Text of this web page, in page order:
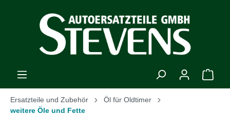
Ersatzteile und Zubehör
Öl für Oldtimer
weitere Öle und Fette